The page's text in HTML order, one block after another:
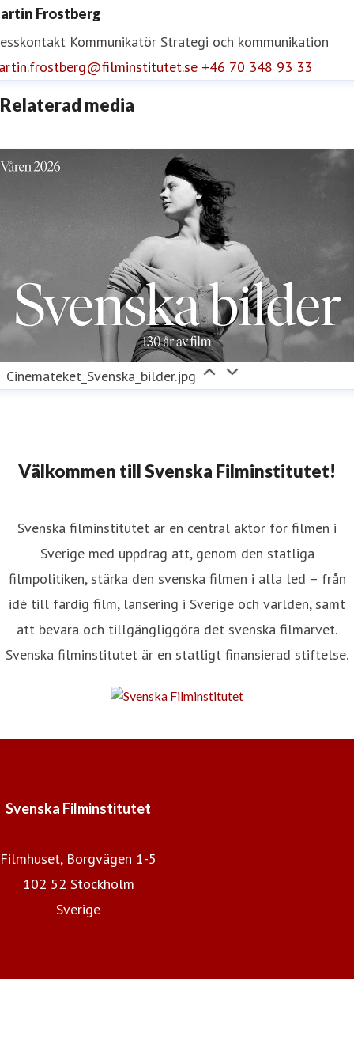
Frostberg
Kommunikatör Strategi och kommunikation
+46 70 348 93 33
Relaterad media
Cinemateket_Svenska_bilder.jpg
Välkommen till Svenska Filminstitutet!
Svenska filminstitutet är en central aktör för filmen i
Sverige med uppdrag att, genom den statliga
filmpolitiken, stärka den svenska filmen i alla led – från
idé till färdig film, lansering i Sverige och världen, samt
att bevara och tillgängliggöra det svenska filmarvet.
Svenska filminstitutet är en statligt finansierad stiftelse.
Svenska Filminstitutet
Filmhuset, Borgvägen 1-5
102 52 Stockholm
Sverige